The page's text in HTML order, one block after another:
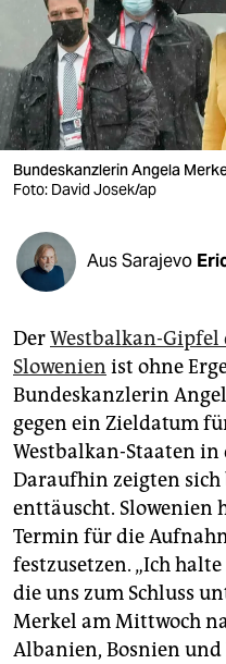
wahrheit
verlag
verlag
veranstaltungen
fragen & hilfe
unterstützen
abo
genossenschaft
epaper login
Bundeskanzlerin Angela
Foto: David Josek/ap
Aus Sarajevo
DerWestbalkan-
Slowenien ist ohne
Bundeskanzlerin
gegen ein Zieldatum
Westbalkan-Staaten in
Daraufhin zeigten
enttäuscht. Slowenien
Termin für die
festzusetzen. „Ich
die uns zum Schluss
Merkel am Mittwoch
Albanien, Bosnien und